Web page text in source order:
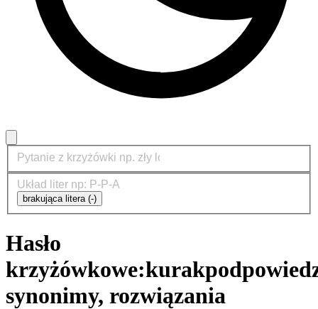
brakująca litera (-)
Hasło
krzyżówkowe:kurak
synonimy, rozwiązania